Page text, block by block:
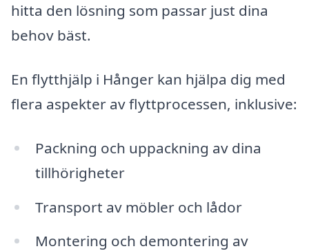
hitta den lösning som passar just dina
behov bäst.
En flytthjälp i Hånger kan hjälpa dig med
flera aspekter av flyttprocessen, inklusive:
Packning och uppackning av dina
tillhörigheter
Transport av möbler och lådor
Montering och demontering av